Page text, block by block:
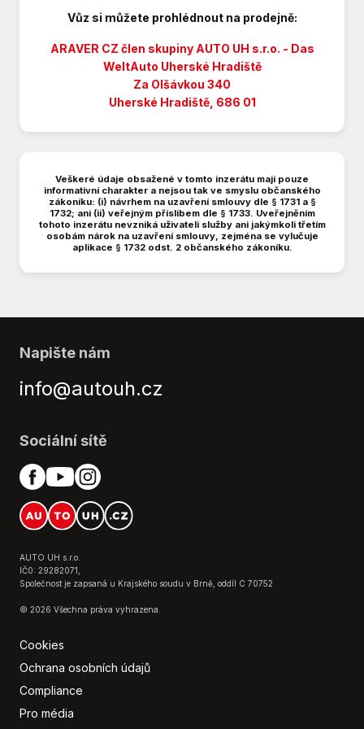
Dělená zadní sedadla
El. okna
El. zrcátka
Hlídání jízdního pruhu
LED denní svícení
Litá kola
Loketní opěrka přední
Malý kožený paket
Nouzové brzdění (PEBS)
Palubní počítač
Posilovač řízení
Protiprokluzový systém kol (ASR)
Přední pohon
Senzor stěračů
Senzor světel
Senzor tlaku v pneumatikách
Stabilizace podvozku (ESP)
Start-stop systém
Tempomat
USB
Venkovní teploměr
Vyhřívaná zrcátka
Výškově nastavitelné sedadlo řidiče
Vůz si můžete prohlédnout na prodejně:
ARAVER CZ člen skupiny AUTO UH s.r.o. - Das
WeltAuto Uherské Hradiště
Za Olšávkou 340
Uherské Hradiště, 686 01
Veškeré údaje obsažené v tomto inzerátu mají pouze
informativní charakter a nejsou tak ve smyslu občanského
zákoníku: (i) návrhem na uzavření smlouvy dle § 1731 a §
1732; ani (ii) veřejným příslibem dle § 1733. Uveřejněním
tohoto inzerátu nevzniká uživateli služby ani jakýmkoli třetím
osobám nárok na uzavření smlouvy, zejména se vylučuje
aplikace § 1732 odst. 2 občanského zákoníku.
AUTO UH s.r.o.
IČ0: 29282071,
Společnost je zapsaná u Krajského soudu v Brně, oddíl C 70752
© 2026 Všechna práva vyhrazena.
Cookies
Ochrana osobních údajů
Compliance
Pro média
Napište nám
info@autouh.cz
Sociální sítě